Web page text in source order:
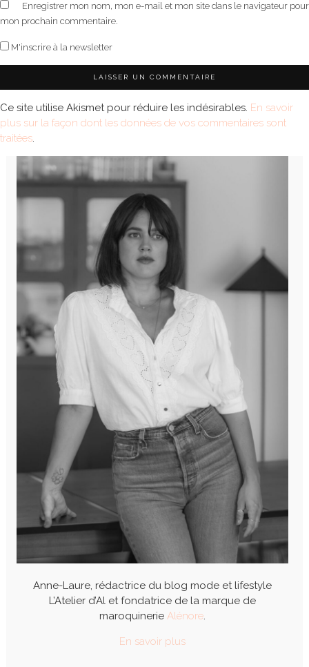
Enregistrer mon nom, mon e-mail et mon site dans le navigateur pour
mon prochain commentaire.
M'inscrire à la newsletter
Ce site utilise Akismet pour réduire les indésirables. En savoir
plus sur la façon dont les données de vos commentaires sont
traitées.
Anne-Laure, rédactrice du blog mode et lifestyle
L’Atelier d’Al et fondatrice de la marque de
maroquinerie Alénore.
En savoir plus